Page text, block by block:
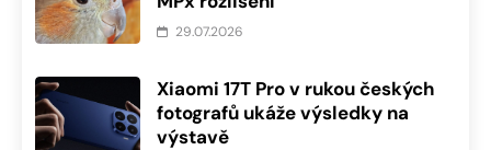
29.07.2026
Xiaomi 17T Pro v rukou českých
fotografů ukáže výsledky na
výstavě